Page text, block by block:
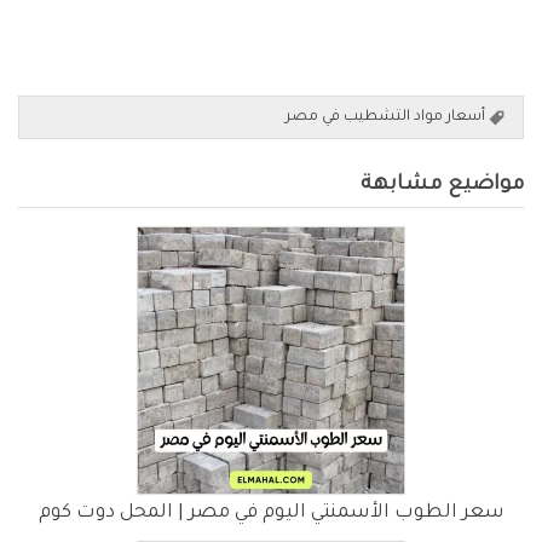
أسعار مواد التشطيب في مصر
مواضيع مشابهة
سعر الطوب الأسمنتي اليوم في مصر | المحل دوت كوم